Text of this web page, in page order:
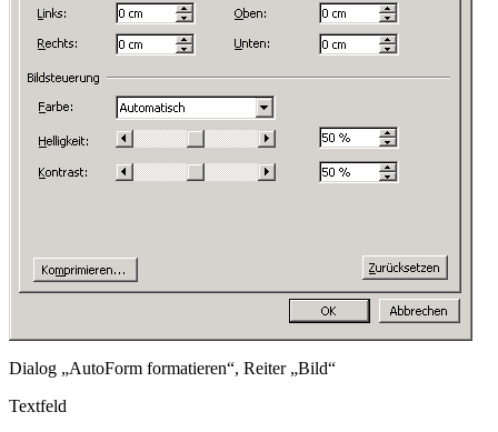
Dialog „AutoForm formatieren“, Reiter „Bild“
Textfeld